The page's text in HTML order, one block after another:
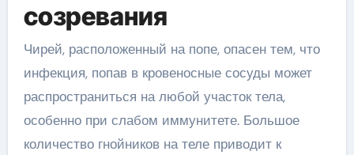
созревания
Чирей, расположенный на попе, опасен тем, что
инфекция, попав в кровеносные сосуды может
распространиться на любой участок тела,
особенно при слабом иммунитете. Большое
количество гнойников на теле приводит к